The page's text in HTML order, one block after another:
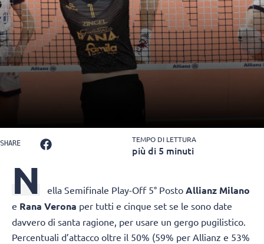
SHARE TEMPO DI LETTURA
più di 5 minuti
N ella Semifinale Play-Off 5° Posto Allianz Milano
e Rana Verona per tutti e cinque set se le sono date
davvero di santa ragione, per usare un gergo pugilistico.
Percentuali d’attacco oltre il 50% (59% per Allianz e 53%